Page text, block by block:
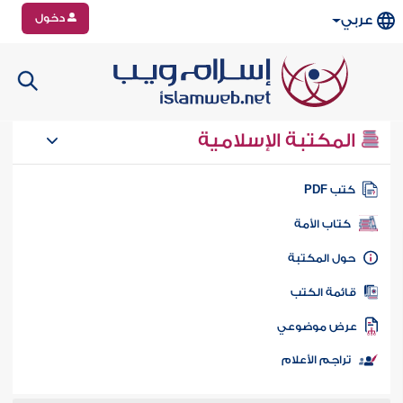
عربي دخول
المكتبة الإسلامية
كتب PDF
كتاب الأمة
المكتبة
الكتب
موضوعي